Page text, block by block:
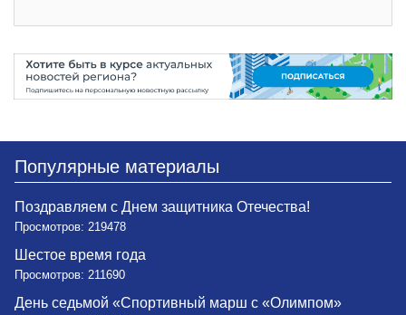
Популярные материалы
Поздравляем с Днем защитника Отечества!
Просмотров: 219478
Шестое время года
Просмотров: 211690
День седьмой «Спортивный марш с «Олимпом»